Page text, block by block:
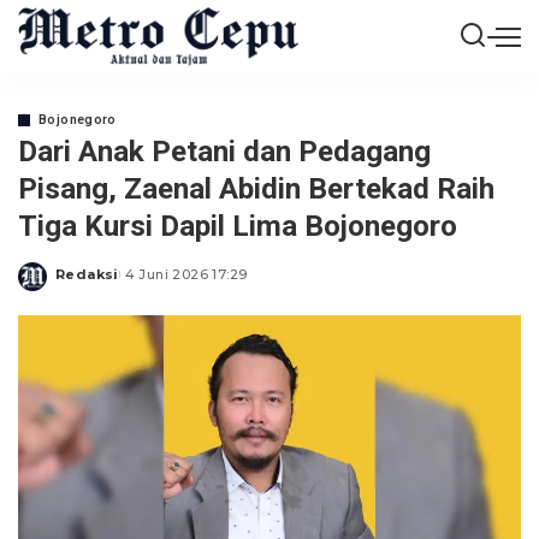
Bojonegoro
Dari Anak Petani dan Pedagang
Pisang, Zaenal Abidin Bertekad Raih
Tiga Kursi Dapil Lima Bojonegoro
Posted
Redaksi 4 Juni 2026 17:29